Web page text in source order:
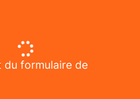
du formulaire de